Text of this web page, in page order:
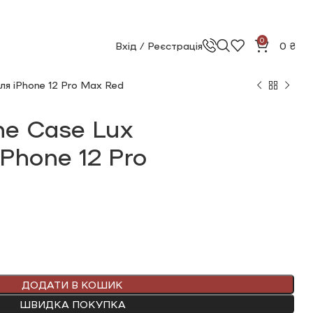
Вхід / Реєстрація 0 0 ₴
iPhone 12 Pro Max Red
Сase Lux
12 Pro
ДОДАТИ В КОШИК
ШВИДКА ПОКУПКА